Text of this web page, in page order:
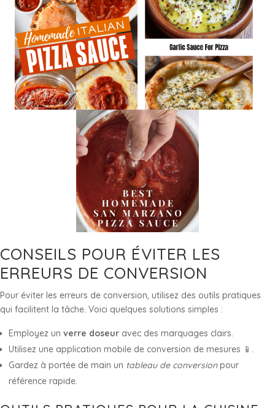
CONSEILS POUR ÉVITER LES
ERREURS DE CONVERSION
Pour éviter les erreurs de conversion, utilisez des outils pratiques
qui facilitent la tâche. Voici quelques solutions simples :
Employez un verre doseur avec des marquages clairs.
Utilisez une application mobile de conversion de mesures 📱.
Gardez à portée de main un tableau de conversionpour
référence rapide.